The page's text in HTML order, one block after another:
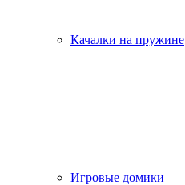
Качалки на пружине
Игровые домики